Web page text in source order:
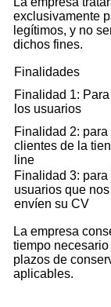
exclusivamente
legítimos, y no
dichos fines.
Finalidades
Finalidad 1:
los usuarios
Finalidad 2: para
clientes de la
line
Finalidad 3: para
usuarios que nos
envíen su CV
La empresa
tiempo
plazos de
aplicables.